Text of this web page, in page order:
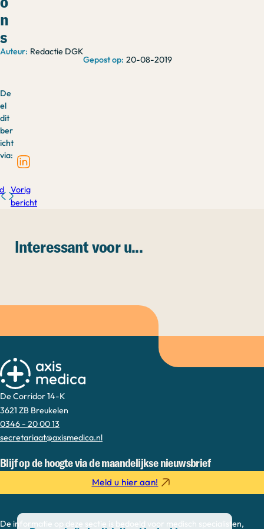
n
s
Redactie DGK
20-08-2019
De
el
dit
ber
icht
via:
Vorig
bericht
Interessant voor u...
De Corridor 14-K
3621 ZB Breukelen
0346 - 20 00 13
secretariaat@axismedica.nl
Blijf op de hoogte via de maandelijkse nieuwsbrief
Meld u hier aan!
De informatie op deze sectie is bedoeld voor medisch specialisten,
Deze website is uitsluitend bedoeld